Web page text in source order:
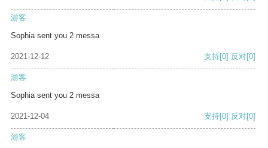
游客
Sophia sent you 2 messa
2021-12-12 支持[0] 反对[0]
游客
Sophia sent you 2 messa
2021-12-04 支持[0] 反对[0]
游客